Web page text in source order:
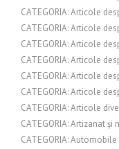
CATEGORIA: Articole
CATEGORIA: Articole
CATEGORIA: Articole
CATEGORIA: Articole
CATEGORIA: Articole
CATEGORIA: Articole
CATEGORIA: Articole
CATEGORIA: Artizanat și
CATEGORIA: Automobile